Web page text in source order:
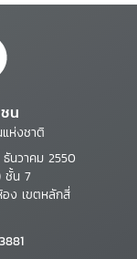
น
ห่งชาติ
นวาคม 2550
ชั้น 7
ง เขตหลักสี่